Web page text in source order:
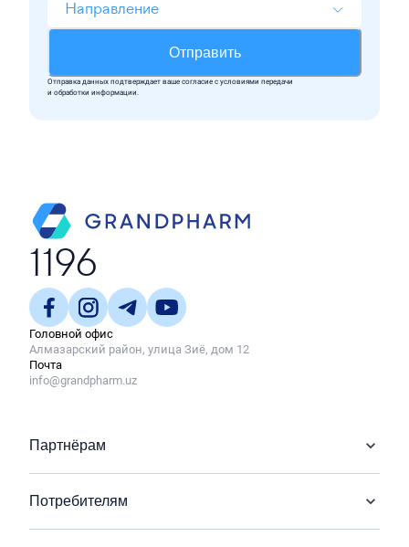
Направление
Отправить
Отправка данных подтверждает ваше согласие c условиями передачи
и обработки информации.
1196
Головной офис
Алмазарский район, улица Зиё, дом 12
Почта
info@grandpharm.uz
Партнёрам
Потребителям